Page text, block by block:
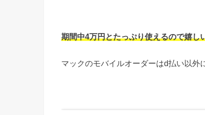
期間中4万円とたっぷり使えるので嬉し
マックのモバイルオーダーはd払い以外